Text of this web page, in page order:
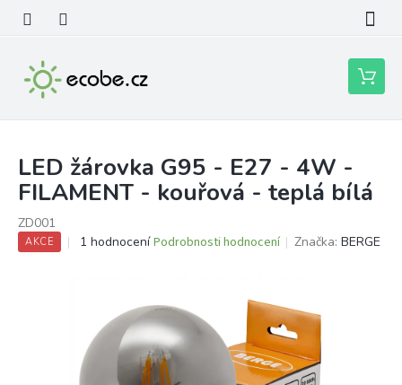
obsah
Nákupní
košík
LED žárovka G95 - E27 - 4W -
FILAMENT - kouřová - teplá bílá
ZD001
AKCE
Průměrné
hvězdiček.
1 hodnocení Podrobnosti hodnocení Značka:BERGE